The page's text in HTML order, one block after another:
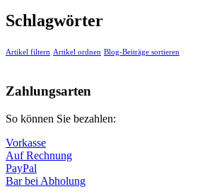
Schlagwörter
Artikel filtern Artikel ordnen Blog-Beiträge sortieren
Zahlungsarten
So können Sie bezahlen:
Vorkasse
Auf Rechnung
PayPal
Bar bei Abholung